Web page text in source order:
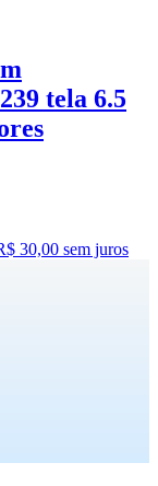
tela 6.5
30,00 sem juros